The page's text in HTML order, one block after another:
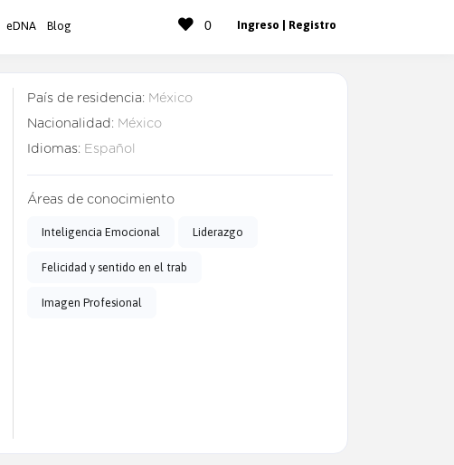
eDNA Blog 0 Ingreso | Registro
País de residencia: México
Nacionalidad: México
Idiomas: Español
Áreas de conocimiento
Inteligencia Emocional Liderazgo
Felicidad y sentido en el trab
Imagen Profesional